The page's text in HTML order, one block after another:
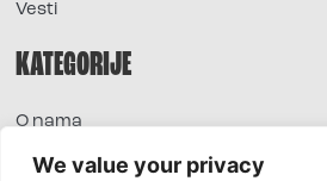
We value your privacy
Vesti
KATEGORIJE
O nama